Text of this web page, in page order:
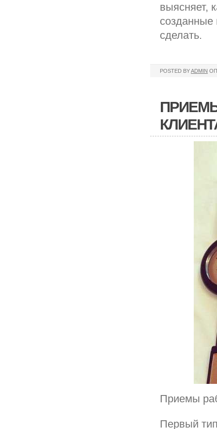
выясняет,
сделать.
POSTED BYADMIN
Приемы
Первый